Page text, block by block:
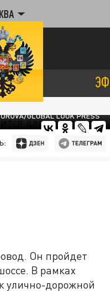
GLOBAL LOOK PRESS
Он пройдет
В рамках
улично-дорожной